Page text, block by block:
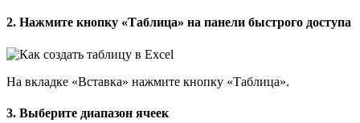
2. Нажмите кнопку «Таблица» на панели быстрого доступа
На вкладке «Вставка» нажмите кнопку «Таблица».
3. Выберите диапазон ячеек